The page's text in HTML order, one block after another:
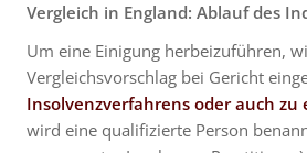
Vergleich in England: Ablauf des
Um eine Einigung herbeizuführen,
Vergleichsvorschlag bei Gericht
Insolvenzverfahrens oder auch
wird eine qualifizierte Person